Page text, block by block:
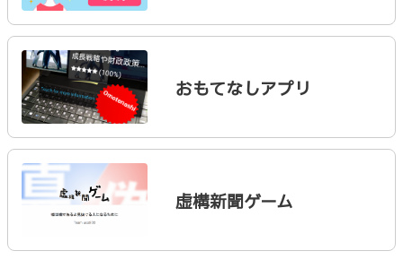
おもてなしアプリ
虚構新聞ゲーム